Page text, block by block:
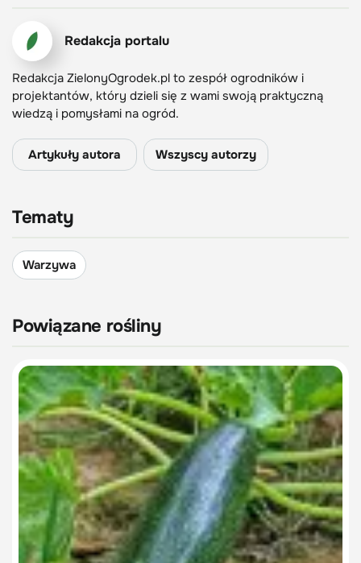
Redakcja portalu
Redakcja ZielonyOgrodek.pl to zespół ogrodników i
projektantów, który dzieli się z wami swoją praktyczną
wiedzą i pomysłami na ogród.
Artykuły autora Wszyscy autorzy
Tematy
Warzywa
Powiązane rośliny